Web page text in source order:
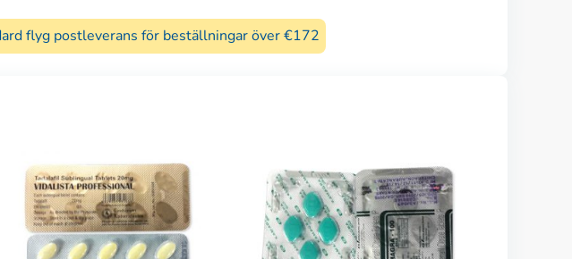
flyg postleverans för beställningar över €172